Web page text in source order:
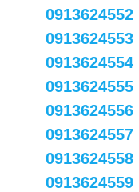
0913624552
0913624553
0913624554
0913624555
0913624556
0913624557
0913624558
0913624559